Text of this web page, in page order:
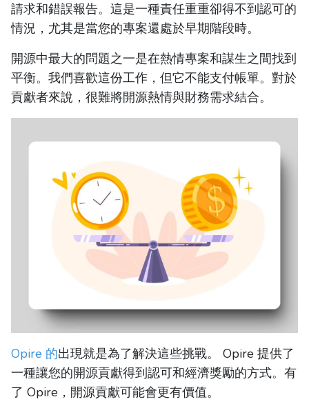
請求和錯誤報告。這是一種責任重重卻得不到認可的
情況，尤其是當您的專案還處於早期階段時。
開源中最大的問題之一是在熱情專案和謀生之間找到
平衡。我們喜歡這份工作，但它不能支付帳單。對於
貢獻者來說，很難將開源熱情與財務需求結合。
Opire 的出現就是為了解決這些挑戰。 Opire 提供了
一種讓您的開源貢獻得到認可和經濟獎勵的方式。有
了 Opire，開源貢獻可能會更有價值。